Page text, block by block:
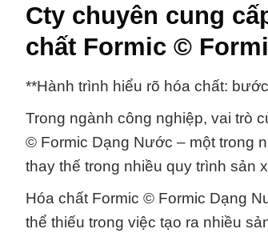
Cty chuyên cung
chất Formic ©
**Hành trình hiểu rõ hóa chất:
Trong ngành công nghiệp, vai trò
© Formic Dạng Nước – một trong
thay thế trong nhiều quy trình sản
Hóa chất Formic © Formic Dạng
thể thiếu trong việc tạo ra nhiều